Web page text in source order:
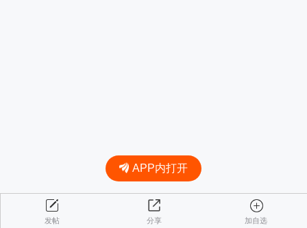
发帖 分享 加自选
APP内打开